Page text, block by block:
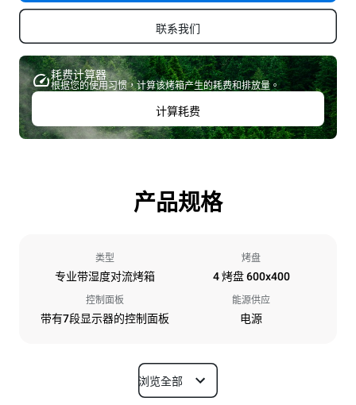
联系我们
耗费计算器
根据您的使用习惯，计算该烤箱产生的耗费和排放量。
计算耗费
产品规格
类型
专业带湿度对流烤箱
烤盘
4 烤盘 600x400
控制面板
带有7段显示器的控制面板
能源供应
电源
尺寸
浏览全部